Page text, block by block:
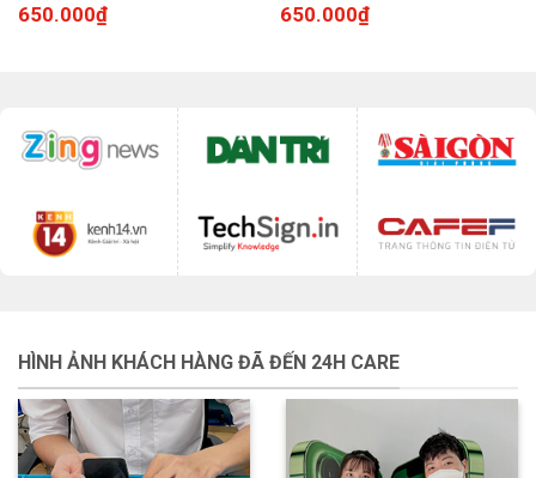
650.000₫ 650.000₫
HÌNH ẢNH KHÁCH HÀNG ĐÃ ĐẾN 24H CARE